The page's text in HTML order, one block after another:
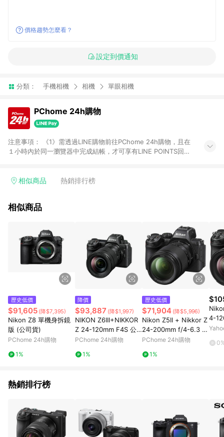
價格趨勢怎麼看？
設定到價通知
分類： 手機相機 相機 單眼相機
PChome 24h購物
注意事項： 《1》需透過LINE購物前往PChome 24h購物，且在
１小時內於同一瀏覽器中完成結帳，才可享有LINE POINTS回饋
在點數回饋範圍內。 《3》如取消訂單、退貨、購物中登出
品、票券、訂閱方案、PChome儲值商品、企業專區/企業採購、
[2026/6/2起適用] 《5》回饋點數的計算將會排除【訂單活動折
扣 (含折價券折扣)】、【P幣扣抵】、【現金積點扣抵】及【訂單
運費】等金額。 《6》符合LINE POINTS回饋資格之訂單將於商
家訂單頁面標示「LINE回饋」，若無此標示則 不符合回饋LINE
POINTS點數資格亦不得使用點數紅包 。 《7》LINE購物設有
「單一商品最高回饋點數」機制 (特殊活動時開放「回饋無上
當下LINE購物所設定的回饋機制為準。 《8》LINE購物為購物資
訊整合性平台，商品資料更新會有時間差，如顯示之商品規格、
顏色、價位、贈品與PChome 24h購物銷售網頁不符，以銷售網
頁標示為準！
相似商品 熱銷排行榜
相似商品
歷史低價
$91,605 (降$7,395)
Nikon Z8 單機身拆鏡
版 (公司貨)
PChome 24h購物
1%
降價
$93,887 (降$1,997)
NIKON Z6III+NIKKOR
Z 24-120mm F4S 公
司貨
PChome 24h購物
1%
歷史低價
$71,904 (降$5,996)
Nikon Z5II + Nikkor Z
24-200mm f/4-6.3 V
R 公司貨
PChome 24h購物
1%
4-
焦鏡
熱銷排行榜